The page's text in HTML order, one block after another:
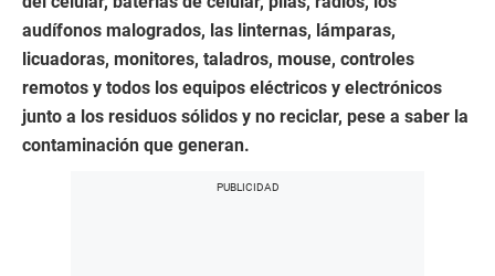
audífonos malogrados, las linternas, lámparas,
licuadoras, monitores, taladros, mouse, controles
remotos y todos los equipos eléctricos y electrónicos
junto a los residuos sólidos y no reciclar, pese a saber la
contaminación que generan.